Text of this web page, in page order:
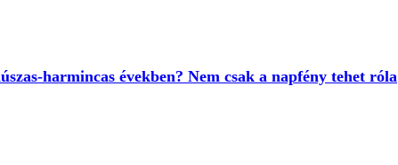
harmincas években? Nem csak a napfény tehet róla